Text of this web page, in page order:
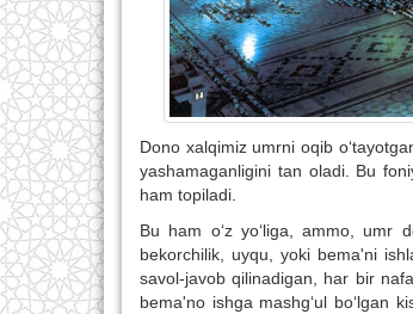
Dono xalqimiz umrni oqib
yashamaganligini tan oladi. Bu
ham topiladi.
Bu ham o‘z yo‘liga, ammo, umr
bekorchilik, uyqu, yoki bema'ni
savol-javob qilinadigan, har bir
bema'no ishga mashg‘ul bo‘lgan